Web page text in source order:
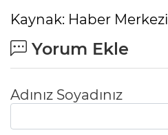
Kaynak: Haber Merkezi
Yorum Ekle
Adınız Soyadınız